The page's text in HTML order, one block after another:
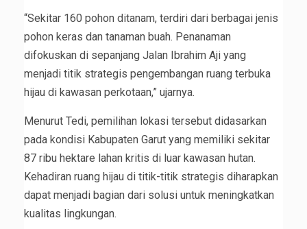
“Sekitar 160 pohon ditanam, terdiri dari berbagai jenis
pohon keras dan tanaman buah. Penanaman
difokuskan di sepanjang Jalan Ibrahim Aji yang
menjadi titik strategis pengembangan ruang terbuka
hijau di kawasan perkotaan,” ujarnya.
Menurut Tedi, pemilihan lokasi tersebut didasarkan
pada kondisi Kabupaten Garut yang memiliki sekitar
87 ribu hektare lahan kritis di luar kawasan hutan.
Kehadiran ruang hijau di titik-titik strategis diharapkan
dapat menjadi bagian dari solusi untuk meningkatkan
kualitas lingkungan.